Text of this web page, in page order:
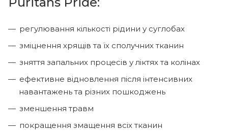
регулювання кількості рідини у суглобах
зміцнення хрящів та їх сполучних тканин
зняття запальних процесів у ліктях та колінах
ефективне відновлення після інтенсивних
навантажень та різних пошкоджень
зменшення травм
покращення змащення всіх тканин